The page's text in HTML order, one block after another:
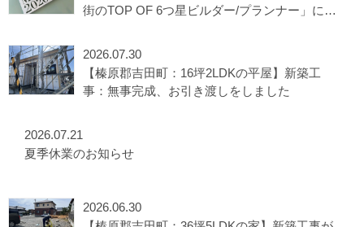
街のTOP OF 6つ星ビルダー/プランナー」に選
2026.07.30
【榛原郡吉田町：16坪2LDKの平屋】新築工
事：無事完成、お引き渡しをしました
2026.07.21
夏季休業のお知らせ
2026.06.30